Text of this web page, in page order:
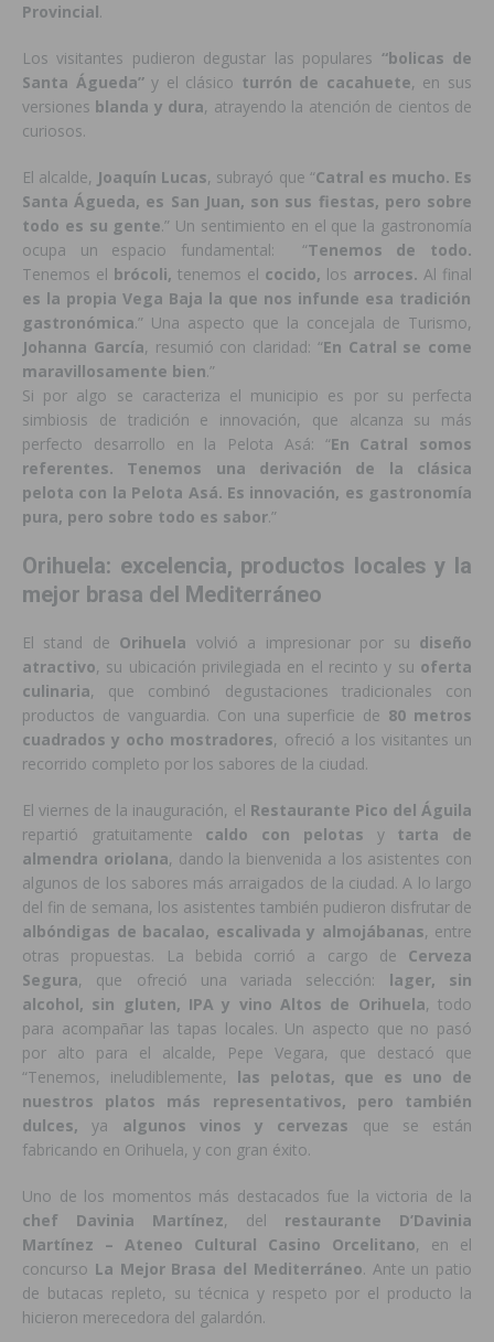
Provincial.
Los visitantes pudieron degustar las populares “bolicas de
Santa Águeda”y el clásico turrón de cacahuete, en sus
versiones blanda y dura, atrayendo la atención de cientos de
curiosos.
El alcalde, Joaquín Lucas, subrayó que “Catral es mucho. Es
Santa Águeda, es San Juan, son sus fiestas, pero sobre
todo es su gente.” Un sentimiento en el que la gastronomía
ocupa un espacio fundamental: “Tenemos de todo.
Tenemos el brócoli, tenemos el cocido, los arroces. Al final
es la propia Vega Baja la que nos infunde esa tradición
gastronómica.” Una aspecto que la concejala de Turismo,
Johanna García, resumió con claridad: “En Catral se come
maravillosamente bien.”
Si por algo se caracteriza el municipio es por su perfecta
simbiosis de tradición e innovación, que alcanza su más
perfecto desarrollo en la Pelota Asá: “En Catral somos
referentes. Tenemos una derivación de la clásica
pelota con la Pelota Asá. Es innovación, es gastronomía
pura, pero sobre todo es sabor.”
Orihuela: excelencia, productos locales y la
mejor brasa del Mediterráneo
El stand de Orihuela volvió a impresionar por su diseño
atractivo, su ubicación privilegiada en el recinto y su oferta
culinaria, que combinó degustaciones tradicionales con
productos de vanguardia. Con una superficie de 80 metros
cuadrados y ocho mostradores, ofreció a los visitantes un
recorrido completo por los sabores de la ciudad.
El viernes de la inauguración, el Restaurante Pico del Águila
repartió gratuitamente caldo con pelotas y tarta de
almendra oriolana, dando la bienvenida a los asistentes con
algunos de los sabores más arraigados de la ciudad. A lo largo
del fin de semana, los asistentes también pudieron disfrutar de
albóndigas de bacalao, escalivada y almojábanas, entre
otras propuestas. La bebida corrió a cargo de Cerveza
Segura, que ofreció una variada selección: lager, sin
alcohol, sin gluten, IPA y vino Altos de Orihuela, todo
para acompañar las tapas locales. Un aspecto que no pasó
por alto para el alcalde, Pepe Vegara, que destacó que
“Tenemos, ineludiblemente, las pelotas, que es uno de
nuestros platos más representativos, pero también
dulces,ya algunos vinos y cervezas que se están
fabricando en Orihuela, y con gran éxito.
Uno de los momentos más destacados fue la victoria de la
chef Davinia Martínez, del restaurante D’Davinia
Martínez – Ateneo Cultural Casino Orcelitano, en el
concurso La Mejor Brasa del Mediterráneo. Ante un patio
de butacas repleto, su técnica y respeto por el producto la
hicieron merecedora del galardón.